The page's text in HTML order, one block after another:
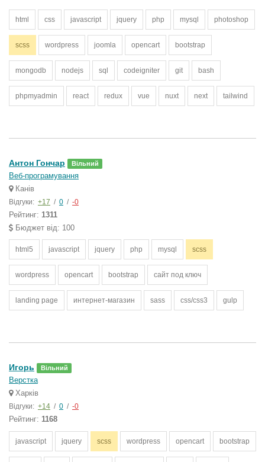
html css javascript jquery php mysql photoshop
scss wordpress joomla opencart bootstrap
mongodb nodejs sql codeigniter git bash
phpmyadmin react redux vue nuxt next tailwind
Антон Гончар Вільний
Веб-програмування
Канів
Відгуки: +17 / 0 / -0
Рейтинг: 1311
Бюджет від: 100
html5 javascript jquery php mysql scss
wordpress opencart bootstrap сайт под ключ
landing page интернет-магазин sass css/css3 gulp
Игорь Вільний
Верстка
Харків
Відгуки: +14 / 0 / -0
Рейтинг: 1168
javascript jquery scss wordpress opencart bootstrap